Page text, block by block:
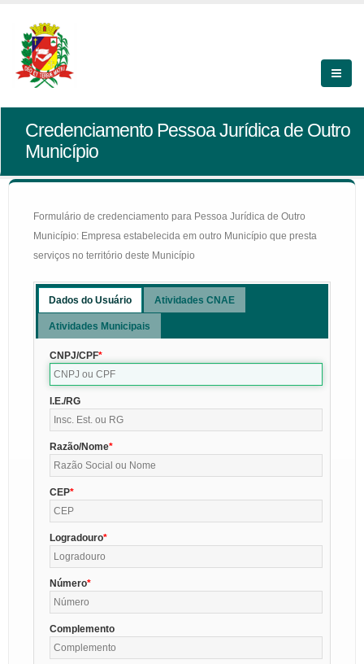
Credenciamento Pessoa Jurídica de Outro
Município
Formulário de credenciamento para Pessoa Jurídica de Outro
Município: Empresa estabelecida em outro Município que presta
serviços no território deste Município
Dados do Usuário Atividades CNAE
Atividades Municipais
CNPJ/CPF
I.E./RG
Razão/Nome
CEP
Logradouro
Número
Complemento